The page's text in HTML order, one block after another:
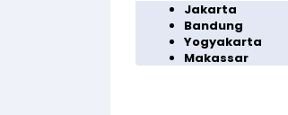
Jakarta
Bandung
Yogyakarta
Makassar